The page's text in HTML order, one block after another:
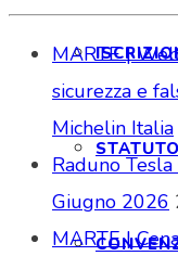
STATUTO
MARTE |
sicurezza e
Michelin Italia
Raduno
Giugno 2026
MARTE |